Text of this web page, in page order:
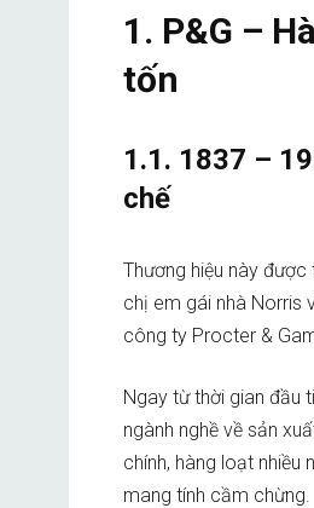
1. P&G –
tốn
1.1. 1837 –
chế
Thương hiệu này
chị em gái nhà Norris
công ty Procter &
Ngay từ thời gian đầu
ngành nghề về sản
chính, hàng loạt
mang tính cầm chừng.